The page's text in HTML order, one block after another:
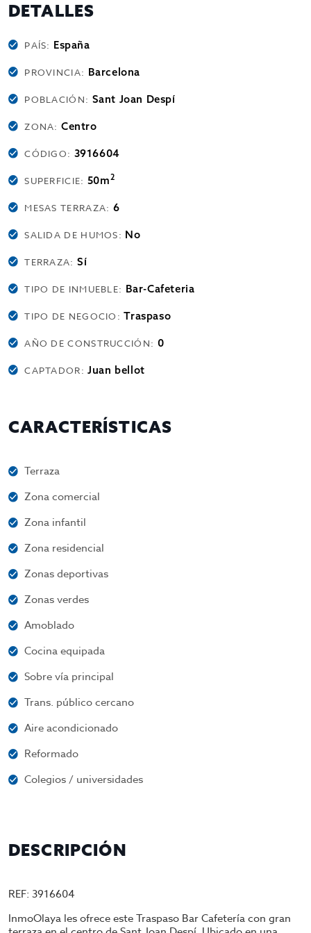
DETALLES
PAÍS: España
PROVINCIA: Barcelona
POBLACIÓN: Sant Joan Despí
ZONA:Centro
CÓDIGO: 3916604
SUPERFICIE: 50m2
MESAS TERRAZA: 6
SALIDA DE HUMOS: No
TERRAZA: Sí
TIPO DE INMUEBLE: Bar-Cafeteria
TIPO DE NEGOCIO:Traspaso
AÑO DE CONSTRUCCIÓN: 0
CAPTADOR:Juan bellot
CARACTERÍSTICAS
Terraza
Zona comercial
Zona infantil
Zona residencial
Zonas deportivas
Zonas verdes
Amoblado
Cocina equipada
Sobre vía principal
Trans. público cercano
Aire acondicionado
Reformado
Colegios / universidades
DESCRIPCIÓN
REF: 3916604
InmoOlaya les ofrece este Traspaso Bar Cafetería con gran